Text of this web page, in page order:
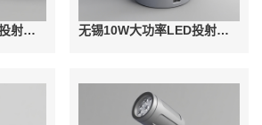
无锡18W大功率LED投射灯SK-TSD23-06 无锡10W大功率LED投射灯SK-TSD23-06